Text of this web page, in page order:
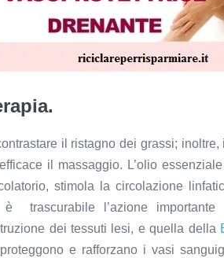
il ristagno dei grassi;
il massaggio. L’olio
stimola la circolazione
trascurabile l’azione importante
dei tessuti lesi, e quella della
e rafforzano i vasi